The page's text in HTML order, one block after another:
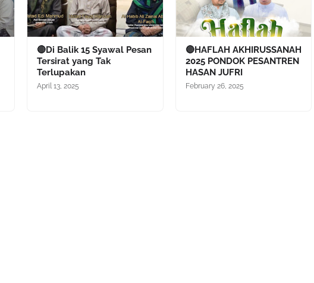
🔴Di Balik 15 Syawal Pesan
Tersirat yang Tak
Terlupakan
April 13, 2025
🔴HAFLAH AKHIRUSSANAH
2025 PONDOK PESANTREN
HASAN JUFRI
February 26, 2025